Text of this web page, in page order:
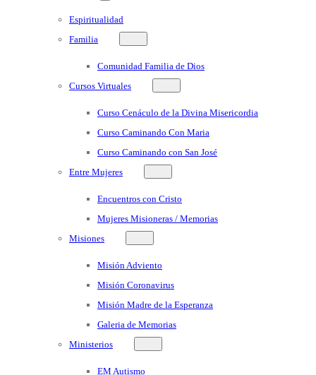
Espiritualidad
Familia
Comunidad Familia de Dios
Cursos Virtuales
Curso Cenáculo de la Divina Misericordia
Curso Caminando Con Maria
Curso Caminando con San José
Entre Mujeres
Encuentros con Cristo
Mujeres Misioneras / Memorias
Misiones
Misión Adviento
Misión Coronavirus
Misión Madre de la Esperanza
Galeria de Memorias
Ministerios
EM Autismo